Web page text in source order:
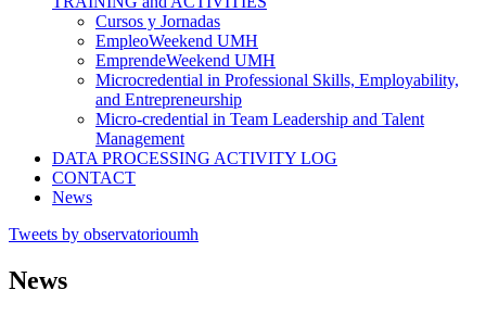
Cursos y Jornadas
EmpleoWeekend UMH
EmprendeWeekend UMH
Microcredential in Professional Skills, Employability,
and Entrepreneurship
Micro-credential in Team Leadership and Talent
Management
DATA PROCESSING ACTIVITY LOG
CONTACT
News
Tweets by observatorioumh
News